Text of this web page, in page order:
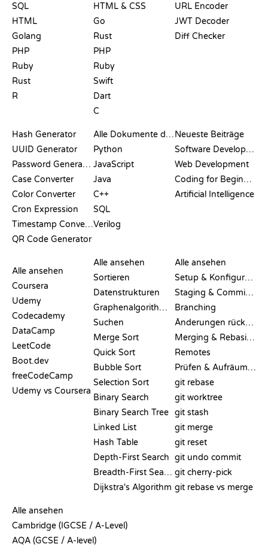
SQL
HTML
Golang
PHP
Ruby
Rust
R
HTML & CSS
Go
Rust
PHP
Ruby
Swift
Dart
C
URL Encoder
JWT Decoder
Diff Checker
Hash Generator
UUID Generator
Password Generator
Case Converter
Color Converter
Cron Expression
Timestamp Converter
QR Code Generator
Alle Dokumente durchsuchen
Python
JavaScript
Java
C++
SQL
Verilog
Neueste Beiträge
Software Development
Web Development
Coding for Beginners
Artificial Intelligence
Alle ansehen
Coursera
Udemy
Codecademy
DataCamp
LeetCode
Boot.dev
freeCodeCamp
Udemy vs Coursera
Alle ansehen
Sortieren
Datenstrukturen
Graphenalgorithmen
Suchen
Merge Sort
Quick Sort
Bubble Sort
Selection Sort
Binary Search
Binary Search Tree
Linked List
Hash Table
Depth-First Search
Breadth-First Search
Dijkstra's Algorithm
Alle ansehen
Setup & Konfiguration
Staging & Committing
Branching
Änderungen rückgängig machen
Merging & Rebasing
Remotes
Prüfen & Aufräumen
git rebase
git worktree
git stash
git merge
git reset
git undo commit
git cherry-pick
git rebase vs merge
Alle ansehen
Cambridge (IGCSE / A-Level)
AQA (GCSE / A-level)